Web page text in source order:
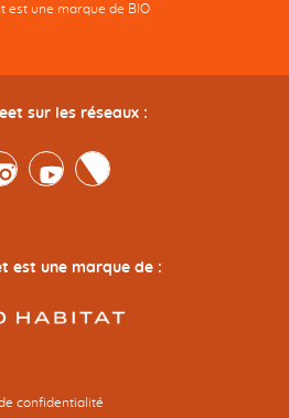
est une marque de BIO
sur les réseaux :
YoutubeTwitter
est une marque de :
confidentialité